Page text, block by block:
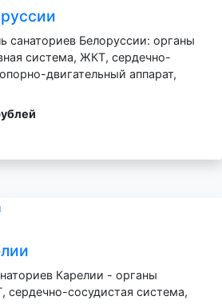
санаториев Белоруссии: органы
система, ЖКТ, сердечно-
двигательный аппарат,
Карелии - органы
сердечно-сосудистая система,